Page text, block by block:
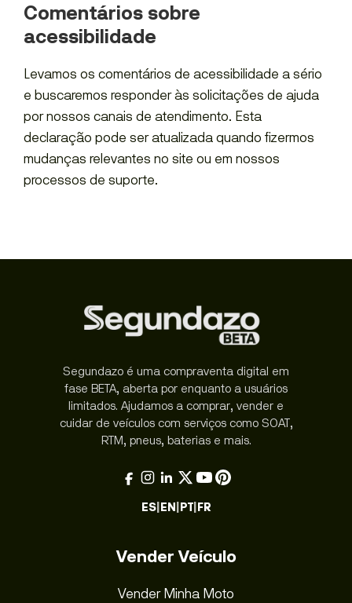
Comentários sobre
acessibilidade
Levamos os comentários de acessibilidade a sério
e buscaremos responder às solicitações de ajuda
por nossos canais de atendimento. Esta
declaração pode ser atualizada quando fizermos
mudanças relevantes no site ou em nossos
processos de suporte.
Segundazo é uma compraventa digital em
fase BETA, aberta por enquanto a usuários
limitados. Ajudamos a comprar, vender e
cuidar de veículos com serviços como SOAT,
RTM, pneus, baterias e mais.
ES|EN|PT|FR
Vender Veículo
Vender Minha Moto